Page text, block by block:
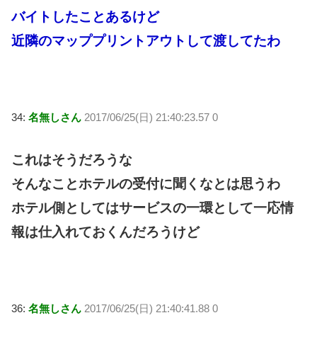
バイトしたことあるけど
近隣のマッププリントアウトして渡してたわ
34: 名無しさん 2017/06/25(日) 21:40:23.57 0
これはそうだろうな
そんなことホテルの受付に聞くなとは思うわ
ホテル側としてはサービスの一環として一応情
報は仕入れておくんだろうけど
36: 名無しさん 2017/06/25(日) 21:40:41.88 0